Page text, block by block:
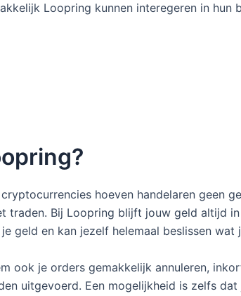
Loopring kunnen interegeren in hun
hoeven handelaren geen
traden. Bij Loopring blijft jouw geld altijd
geld en kan jezelf helemaal beslissen wat
ook je orders gemakkelijk annuleren,
uitgevoerd. Een mogelijkheid is zelfs